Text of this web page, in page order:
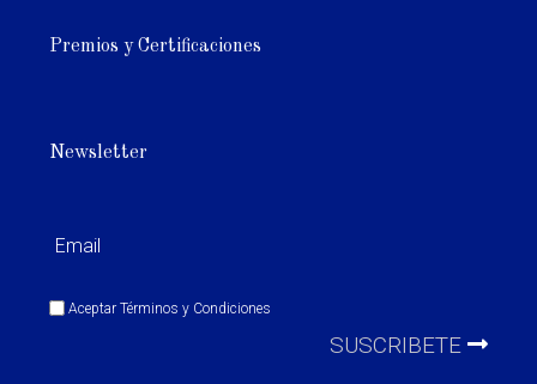
Premios y Certificaciones
Newsletter
AceptarTérminos y Condiciones
SUSCRIBETE